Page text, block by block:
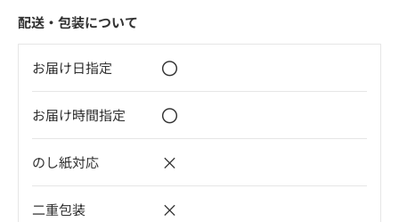
配送・包装について
お届け日指定 〇
お届け時間指定 〇
のし紙対応 ×
二重包装 ×